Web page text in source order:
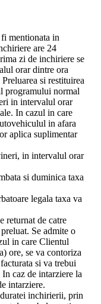
mentionata in
are 24
zi de inchiriere se
orar dintre ora
si restituirea
programului normal
in intervalul orar
In cazul in care
in afara
aplica suplimentar
in intervalul orar
si duminica taxa
legala taxa va
returnat de catre
Se admite o
in care Clientul
ore, se va contoriza
si va trebui
caz de intarziere la
intarziere.
inchirierii, prin